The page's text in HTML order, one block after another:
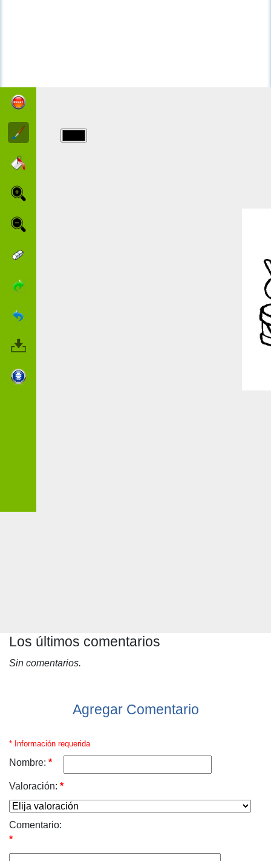
Los últimos comentarios
Sin comentarios.
Agregar Comentario
* Información requerida
Nombre: *
Valoración: *
Comentario:
*